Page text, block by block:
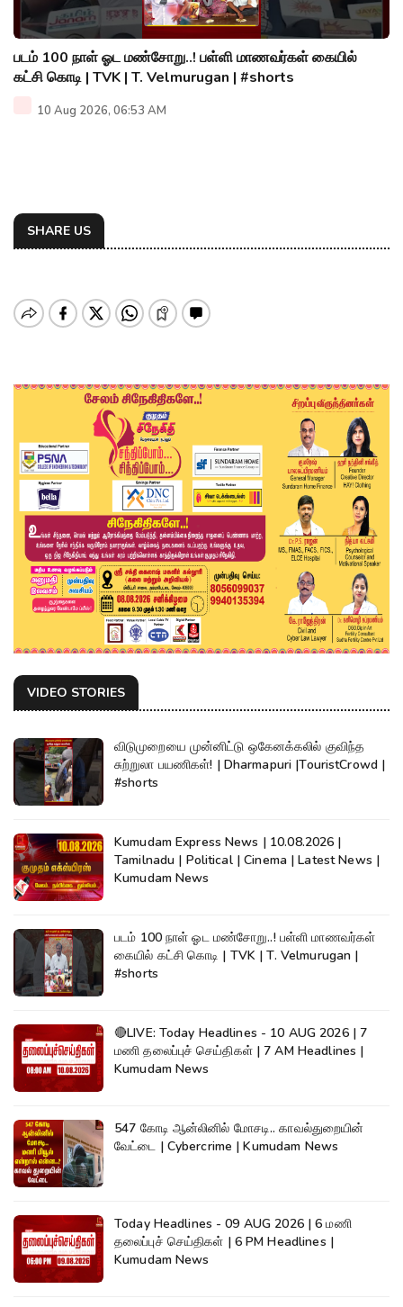
படம் 100 நாள் ஓட மண்சோறு..! பள்ளி மாணவர்கள் கையில்
கட்சி கொடி | TVK | T. Velmurugan | #shorts
10 Aug 2026, 06:53 AM
SHARE US
VIDEO STORIES
விடுமுறையை முன்னிட்டு ஒகேனக்கலில் குவிந்த
சுற்றுலா பயணிகள்! | Dharmapuri |TouristCrowd |
#shorts
Kumudam Express News | 10.08.2026 |
Tamilnadu | Political | Cinema | Latest News |
Kumudam News
படம் 100 நாள் ஓட மண்சோறு..! பள்ளி மாணவர்கள்
கையில் கட்சி கொடி | TVK | T. Velmurugan |
#shorts
🔴LIVE: Today Headlines - 10 AUG 2026 | 7
மணி தலைப்புச் செய்திகள் | 7 AM Headlines |
Kumudam News
547 கோடி ஆன்லினில் மோசடி.. காவல்துறையின்
வேட்டை | Cybercrime | Kumudam News
Today Headlines - 09 AUG 2026 | 6 மணி
தலைப்புச் செய்திகள் | 6 PM Headlines |
Kumudam News